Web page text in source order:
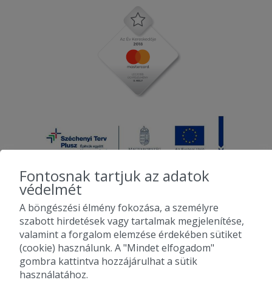
2010-2026 Copyright - Falatozz.hu - Diston-line Kft.
Pizza, gyros, hamburger, menük kedvező áron, egy helyen az összes
étterem ajánlata.
Fontosnak tartjuk az adatok
védelmét
A böngészési élmény fokozása, a személyre
szabott hirdetések vagy tartalmak megjelenítése,
valamint a forgalom elemzése érdekében sütiket
(cookie) használunk. A "Mindet elfogadom"
gombra kattintva hozzájárulhat a sütik
használatához.